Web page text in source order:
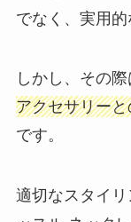
でなく、実用的
しかし、その際
アクセサリー
です。
適切なスタイ